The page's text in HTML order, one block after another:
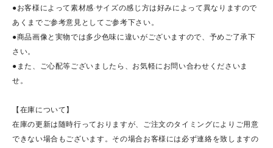
●お客様によって素材感·サイズの感じ方は好みによって異なりますので
あくまでご参考意見としてご参考下さい。
●商品画像と実物では多少色味に違いがございますので、予めご了承下
さい。
●また、ご心配等ございましたら、お気軽にお問い合わせくださいま
せ。
【在庫について】
在庫の更新は随時行っておりますが、ご注文のタイミングによりご用意
できない場合もございます。その場合お客様には必ず連絡を致しますの